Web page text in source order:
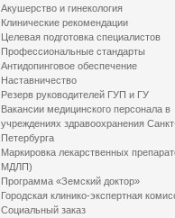
Акушерство и гинекология
Клинические рекомендации
Целевая подготовка специалистов
Профессиональные стандарты
Антидопинговое обеспечение
Наставничество
Резерв руководителей ГУП и ГУ
Вакансии медицинского персонала в
учреждениях здравоохранения
Петербурга
Маркировка лекарственных
МДЛП)
Программа «Земский доктор»
Городская клинико-экспертная
Социальный заказ